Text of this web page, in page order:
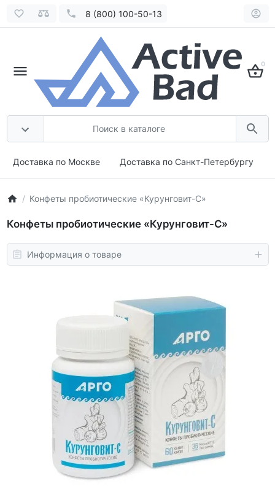
8 (800) 100-50-13
0
Доставка по Москве Доставка по Санкт-Петербургу
Конфеты пробиотические «Курунговит-С»
Конфеты пробиотические «Курунговит-С»
Информация о товаре